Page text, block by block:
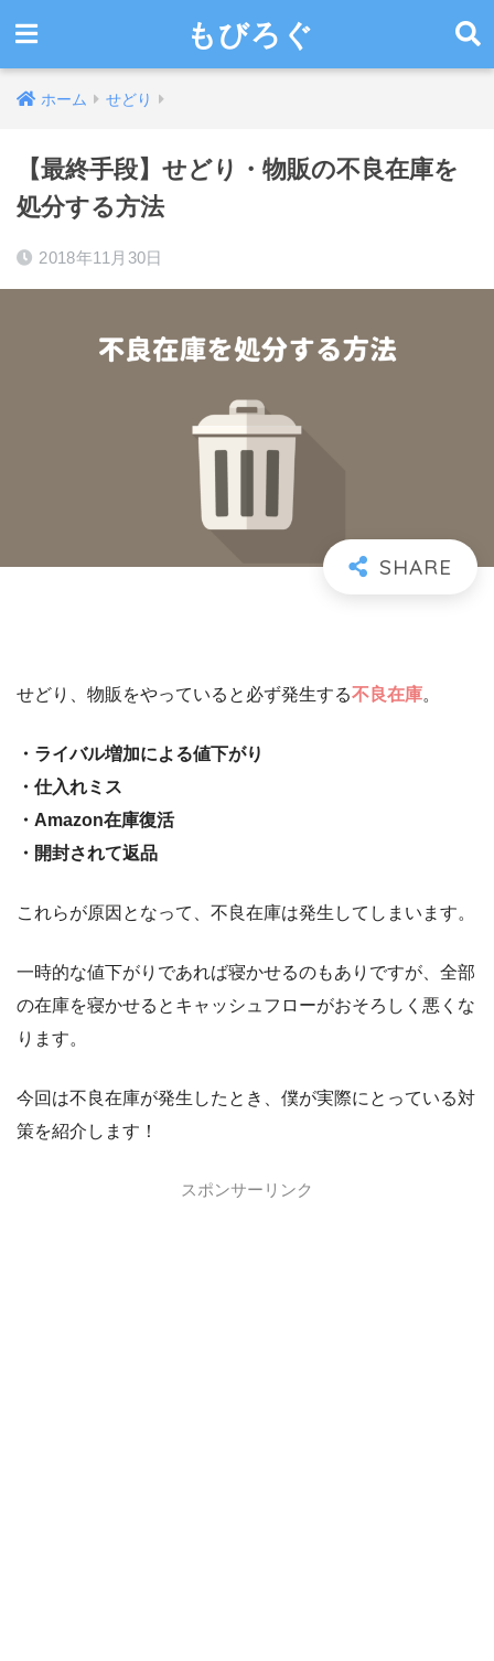
もびろぐ
ホーム せどり
【最終手段】せどり・物販の不良在庫を
処分する方法
2018年11月30日
せどり、物販をやっていると必ず発生する不良在庫。
・ライバル増加による値下がり
・仕入れミス
・Amazon在庫復活
・開封されて返品
これらが原因となって、不良在庫は発生してしまいます。
一時的な値下がりであれば寝かせるのもありですが、全部
の在庫を寝かせるとキャッシュフローがおそろしく悪くな
ります。
今回は不良在庫が発生したとき、僕が実際にとっている対
策を紹介します！
スポンサーリンク